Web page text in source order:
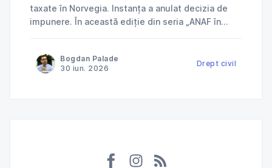
taxate în Norvegia. Instanța a anulat decizia de
impunere. În această ediție din seria „ANAF în
încerca să taxeze în România venituri deja
impozitate în Norvegia și ce
Bogdan Palade
30 iun. 2026
Drept civil